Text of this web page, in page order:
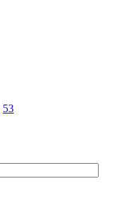
53